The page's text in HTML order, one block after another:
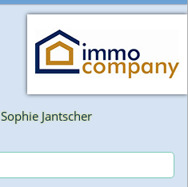
Jantscher